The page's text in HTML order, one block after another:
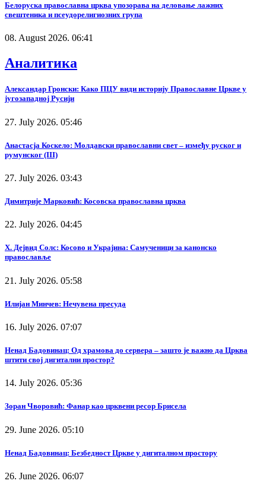
Белоруска православна црква упозорава на деловање лажних
свештеника и псеудорелигиозних група
08. August 2026. 06:41
Аналитика
Александар Гронски: Како ПЦУ види историју Православне Цркве у
југозападној Русији
27. July 2026. 05:46
Анастасја Коскело: Молдавски православни свет – између руског и
румунског (III)
27. July 2026. 03:43
Димитрије Марковић: Косовска православна црква
22. July 2026. 04:45
Х. Дејвид Солс: Косово и Украјина: Самученици за канонско
православље
21. July 2026. 05:58
Илијан Минчев: Нечувена пресуда
16. July 2026. 07:07
Ненад Бадовинац: Од храмова до сервера – зашто је важно да Црква
штити свој дигитални простор?
14. July 2026. 05:36
Зоран Чворовић: Фанар као црквени ресор Брисела
29. June 2026. 05:10
Ненад Бадовинац: Безбедност Цркве у дигиталном простору
26. June 2026. 06:07